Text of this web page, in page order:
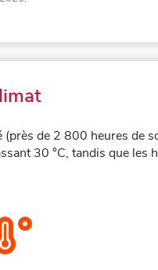
de 2 800 heures de
30 °C, tandis que